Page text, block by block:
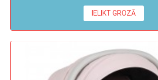
IELIKT GROZĀ